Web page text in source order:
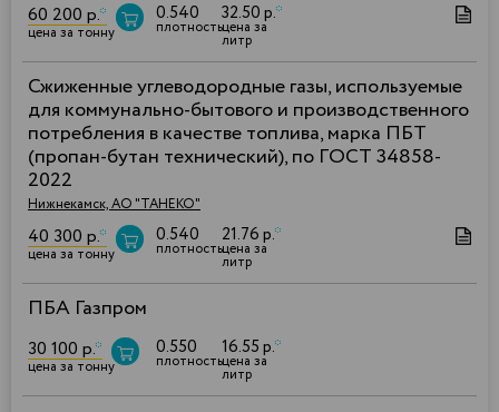
60 200 р.*
цена за тонну
0.540
плотность
32.50 р.*
цена за
литр
Сжиженные углеводородные газы, используемые
для коммунально-бытового и производственного
потребления в качестве топлива, марка ПБТ
(пропан-бутан технический), по ГОСТ 34858-
2022
Нижнекамск, АО "ТАНЕКО"
40 300 р.*
цена за тонну
0.540
плотность
21.76 р.*
цена за
литр
ПБА Газпром
30 100 р.*
цена за тонну
0.550
плотность
16.55 р.*
цена за
литр